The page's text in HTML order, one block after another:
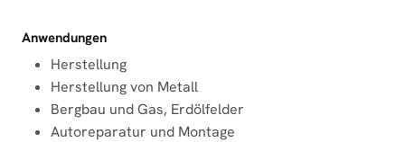
Anwendungen
Herstellung
Herstellung von Metall
Bergbau und Gas, Erdölfelder
Autoreparatur und Montage